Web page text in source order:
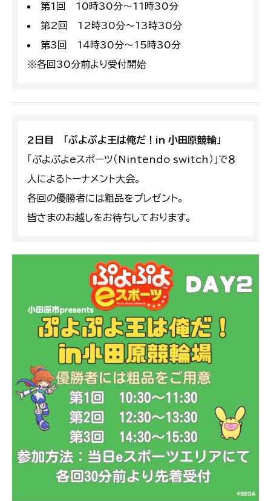
第1回 10時30分～11時30分
第2回 12時30分～13時30分
第3回 14時30分～15時30分
※各回30分前より受付開始
2日目 「ぷよぷよ王は俺だ！in 小田原競輪」
「ぷよぷよeスポーツ（Nintendo switch）」で８
人によるトーナメント大会。
各回の優勝者には粗品をプレゼント。
皆さまのお越しをお待ちしております。